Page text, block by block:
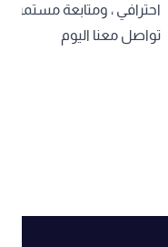
احترافي ، ومتابعة مستمرة .
تواصل معنا اليوم